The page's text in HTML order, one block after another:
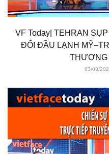
VF Today| TEHRAN
ĐỐI ĐẦU LẠNH
THƯỢNG
03/03/